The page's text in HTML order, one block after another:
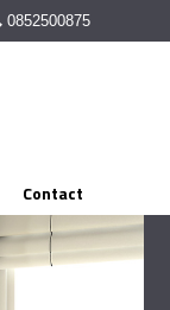
0852500875
Contact